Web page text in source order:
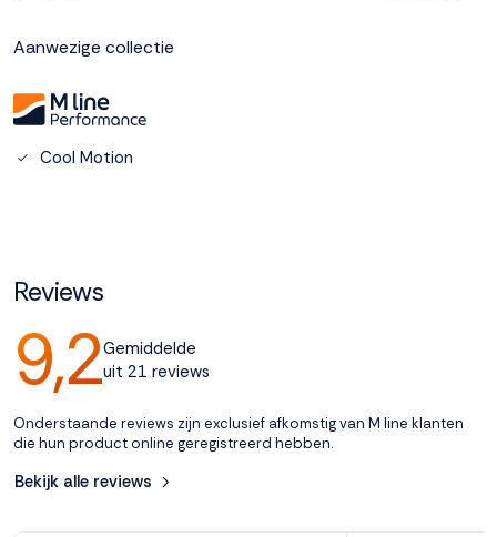
onze marketing
Weigeren? Dan
plaatsen we alleen
analytische cookies.
Aanwezige collectie
Cool Motion
Reviews
9,2Gemiddelde
uit 21 reviews
Onderstaande reviews zijn exclusief afkomstig van M line klanten
die hun product online geregistreerd hebben.
Bekijk alle reviews